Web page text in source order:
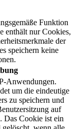
Funktion
enthält nur Cookies,
der
speichern keine
Anwendungen.
um die eindeutige
zu speichern und
auf
Das Cookie ist ein